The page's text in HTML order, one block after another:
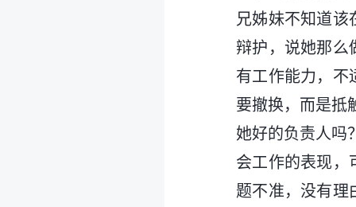
兄姊妹不知道
辩护，说她那么
有工作能力，不
要撤换，而是抵
她好的负责人吗
会工作的表现，
题不准，没有理